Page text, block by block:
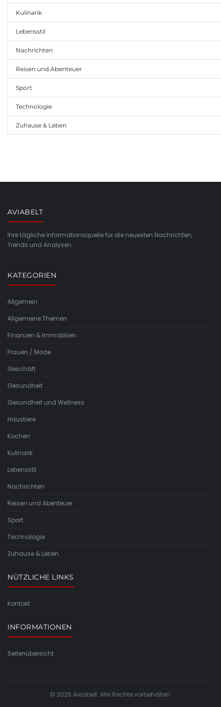
Kulinarik
Lebensstil
Nachrichten
Reisen und Abenteuer
Sport
Technologie
Zuhause & Leben
AVIABELT
Ihre tägliche Informationsquelle für die neuesten Nachrichten,
Trends und Analysen.
KATEGORIEN
Allgemein
Allgemeine Themen
Finanzen & Immobilien
Frauen / Mode
Geschäft
Gesundheit
Gesundheit und Wellness
Haustiere
Kochen
Kulinarik
Lebensstil
Nachrichten
Reisen und Abenteuer
Sport
Technologie
Zuhause & Leben
NÜTZLICHE LINKS
Kontakt
INFORMATIONEN
Seitenübersicht
© 2026 Aviabelt. Alle Rechte vorbehalten.